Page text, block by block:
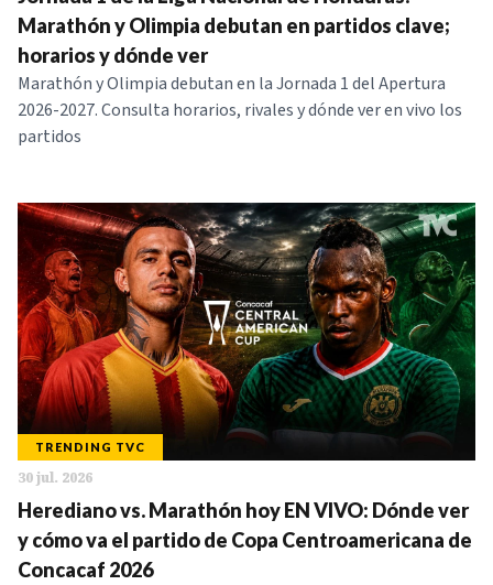
NOTICIAS
SERIES
Marathón y Olimpia debutan en partidos clave;
horarios y dónde ver
Marathón y Olimpia debutan en la Jornada 1 del Apertura
2026-2027. Consulta horarios, rivales y dónde ver en vivo los
partidos
TRENDING TVC
30 jul. 2026
Herediano vs. Marathón hoy EN VIVO: Dónde ver
y cómo va el partido de Copa Centroamericana de
Concacaf 2026